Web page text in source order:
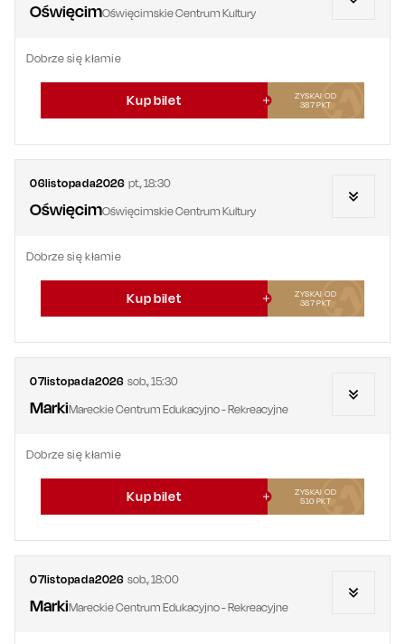
OświęcimOświęcimskie Centrum Kultury
Dobrze się kłamie
Kup bilet
ZYSKAJ OD
387PKT
06listopada2026 pt.,18:30
OświęcimOświęcimskie Centrum Kultury
Dobrze się kłamie
Kup bilet
ZYSKAJ OD
387PKT
07listopada2026 sob.,15:30
MarkiMareckie Centrum Edukacyjno - Rekreacyjne
Dobrze się kłamie
Kup bilet
ZYSKAJ OD
510 PKT
07listopada2026 sob.,18:00
MarkiMareckie Centrum Edukacyjno - Rekreacyjne